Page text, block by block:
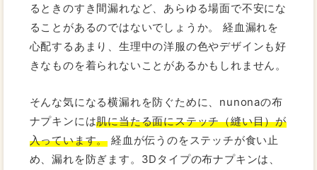
るときのすき間漏れなど、あらゆる場面で不安にな
ることがあるのではないでしょうか。 経血漏れを
心配するあまり、生理中の洋服の色やデザインも好
きなものを着られないことがあるかもしれません。
そんな気になる横漏れを防ぐために、nunonaの布
ナプキンには肌に当たる面にステッチ（縫い目）が
入っています。 経血が伝うのをステッチが食い止
め、漏れを防ぎます。3Dタイプの布ナプキンは、